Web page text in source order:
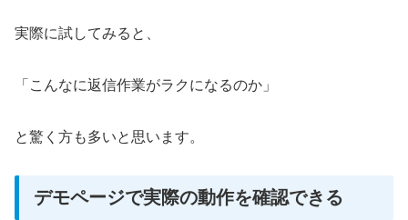
実際に試してみると、
「こんなに返信作業がラクになるのか」
と驚く方も多いと思います。
デモページで実際の動作を確認できる